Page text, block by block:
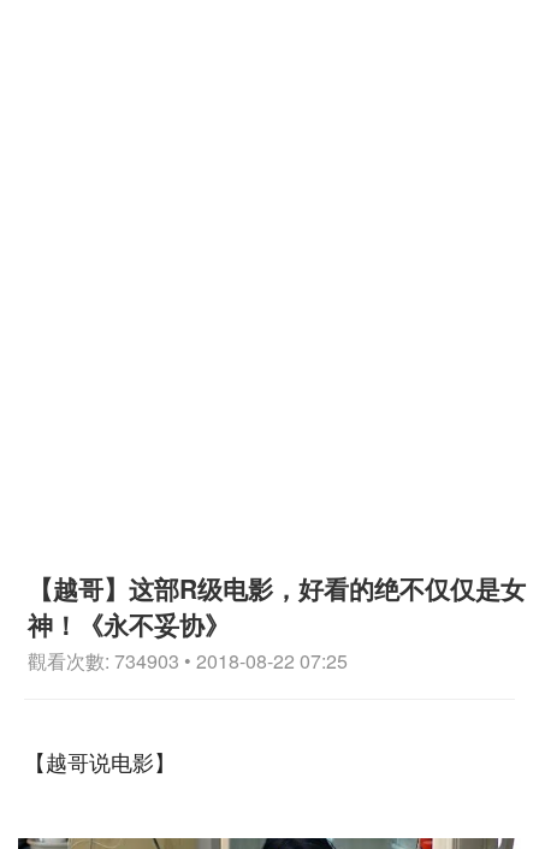
【越哥】这部R级电影，好看的绝不仅仅是女
神！《永不妥协》
觀看次數: 734903 • 2018-08-22 07:25
【越哥说电影】